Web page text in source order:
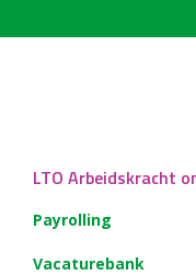
LTO Arbeidskracht
Payrolling
Vacaturebank